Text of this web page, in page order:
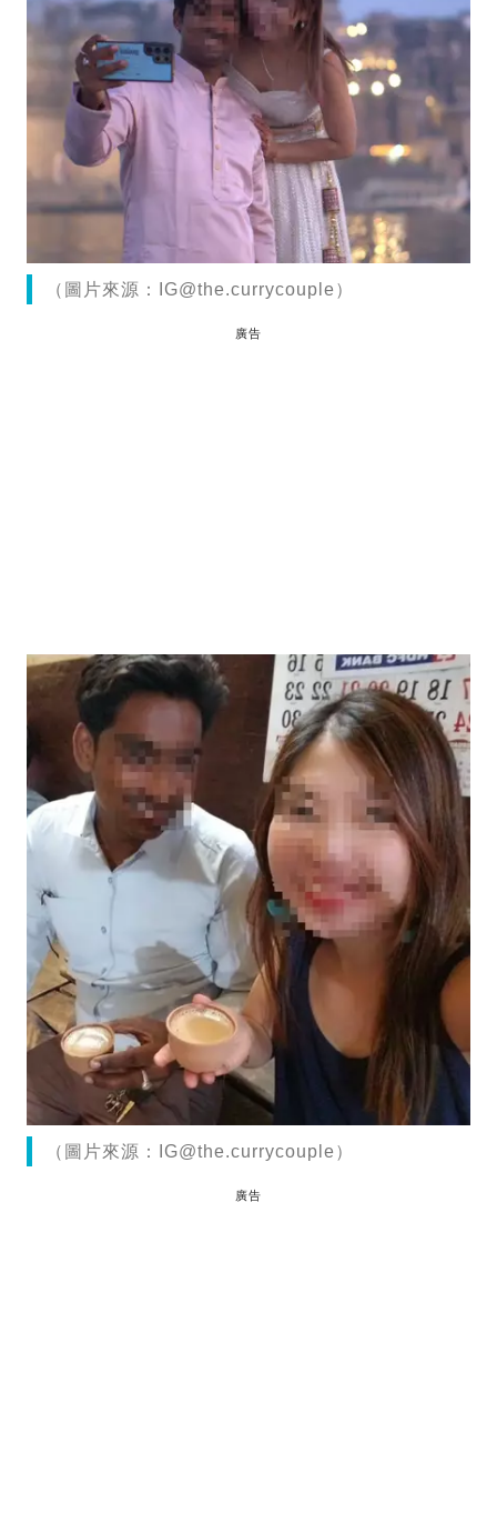
（圖片來源： IG@the.currycouple ）
廣告
（圖片來源： IG@the.currycouple ）
廣告